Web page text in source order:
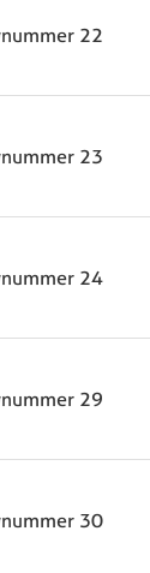
22
23
24
29
30